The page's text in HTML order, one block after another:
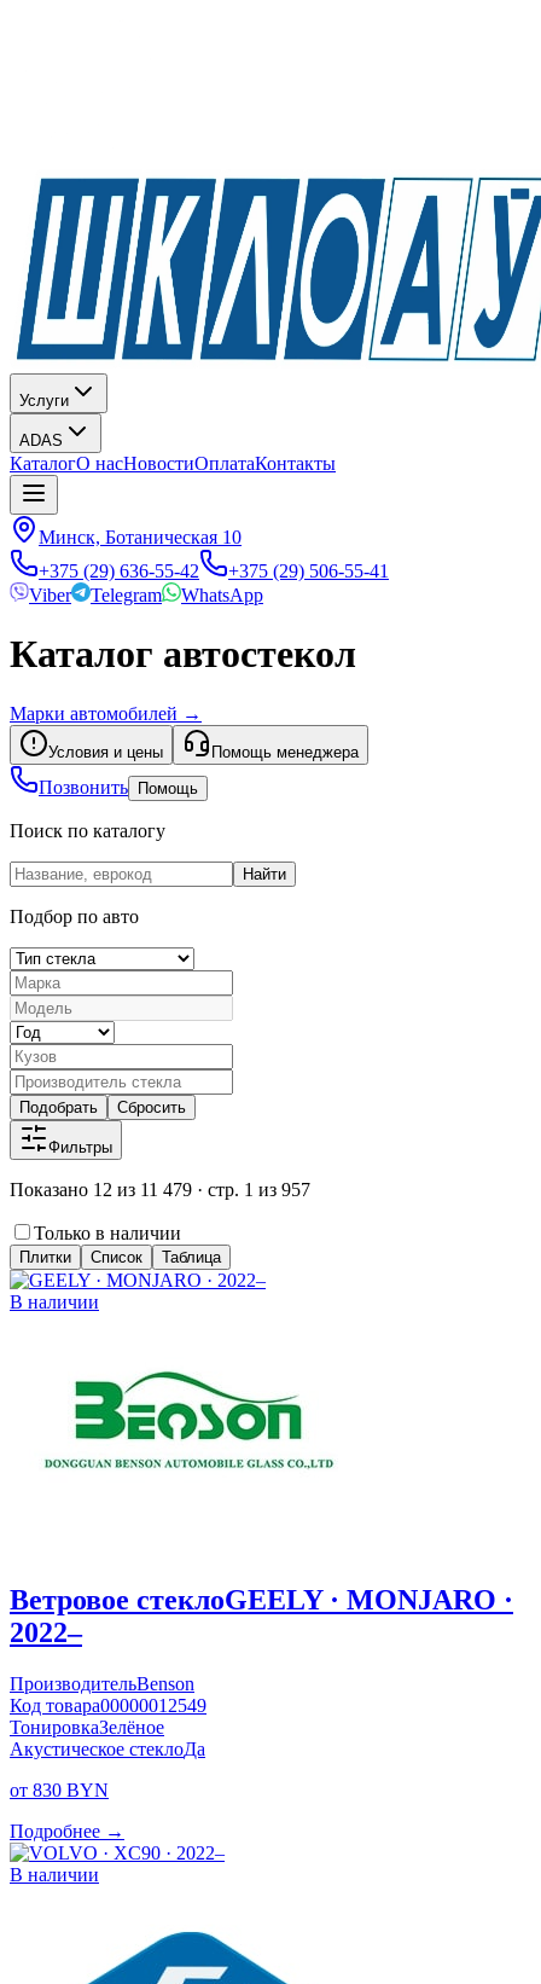
Услуги
ADAS
КаталогО насНовостиОплатаКонтакты
Минск, Ботаническая 10
+375 (29) 636-55-42
+375 (29) 506-55-41
Viber
Telegram WhatsApp
Каталог автостекол
Марки автомобилей →
Условия и цены Помощь менеджера
Позвонить Помощь
Поиск по каталогу
Найти
Подбор по авто
Подобрать Сбросить
Фильтры
Показано 12 из 11 479 · стр. 1 из 957
Только в наличии
Плитки Список Таблица
В наличии
Ветровое стеклоGEELY · MONJARO ·
2022–
ПроизводительBenson
Код товара00000012549
ТонировкаЗелёное
Акустическое стеклоДа
от 830 BYN
Подробнее →
В наличии